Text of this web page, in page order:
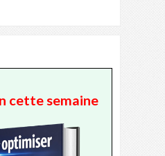
cette semaine